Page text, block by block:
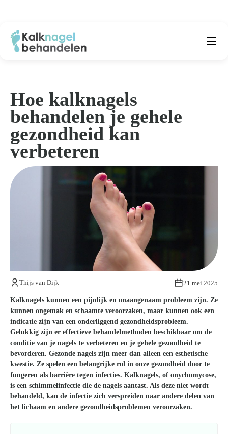
Middelen kalknagels
Reviews
Kennisbank
Over ons
Kom van je kalknagels af
Hoe kalknagels
behandelen je gehele
gezondheid kan
verbeteren
Thijs van Dijk 21 mei 2025
Kalknagels kunnen een pijnlijk en onaangenaam probleem zijn. Ze
kunnen ongemak en schaamte veroorzaken, maar kunnen ook een
indicatie zijn van een onderliggend gezondheidsprobleem.
Gelukkig zijn er effectieve behandelmethoden beschikbaar om de
conditie van je nagels te verbeteren en je gehele gezondheid te
bevorderen. Gezonde nagels zijn meer dan alleen een esthetische
kwestie. Ze spelen een belangrijke rol in onze gezondheid door te
fungeren als barrière tegen infecties. Kalknagels, of onychomycose,
is een schimmelinfectie die de nagels aantast. Als deze niet wordt
behandeld, kan de infectie zich verspreiden naar andere delen van
het lichaam en andere gezondheidsproblemen veroorzaken.